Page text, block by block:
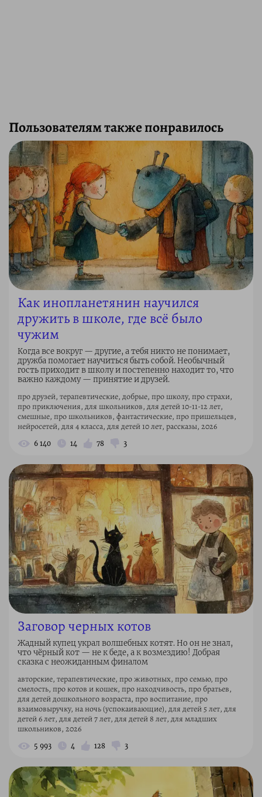
Пользователям также понравилось
Как инопланетянин научился
дружить в школе, где всё было
чужим
Когда все вокруг — другие, а тебя никто не понимает,
дружба помогает научиться быть собой. Необычный
гость приходит в школу и постепенно находит то, что
важно каждому — принятие и друзей.
про друзей, терапевтические, добрые, про школу, про страхи,
про приключения, для школьников, для детей 10-11-12 лет,
смешные, про школьников, фантастические, про пришельцев,
нейросетей, для 4 класса, для детей 10 лет, рассказы, 2026
6 140 14 78 3
Заговор черных котов
Жадный купец украл волшебных котят. Но он не знал,
что чёрный кот — не к беде, а к возмездию! Добрая
сказка с неожиданным финалом
авторские, терапевтические, про животных, про семью, про
смелость, про котов и кошек, про находчивость, про братьев,
для детей дошкольного возраста, про воспитание, про
взаимовыручку, на ночь (успокаивающие), для детей 5 лет, для
детей 6 лет, для детей 7 лет, для детей 8 лет, для младших
школьников, 2026
5 993 4 128 3